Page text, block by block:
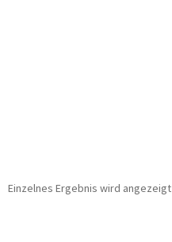
Einzelnes Ergebnis wird angezeigt